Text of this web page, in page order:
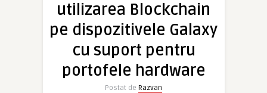
utilizarea Blockchain
pe dispozitivele Galaxy
cu suport pentru
portofele hardware
Postat de Razvan